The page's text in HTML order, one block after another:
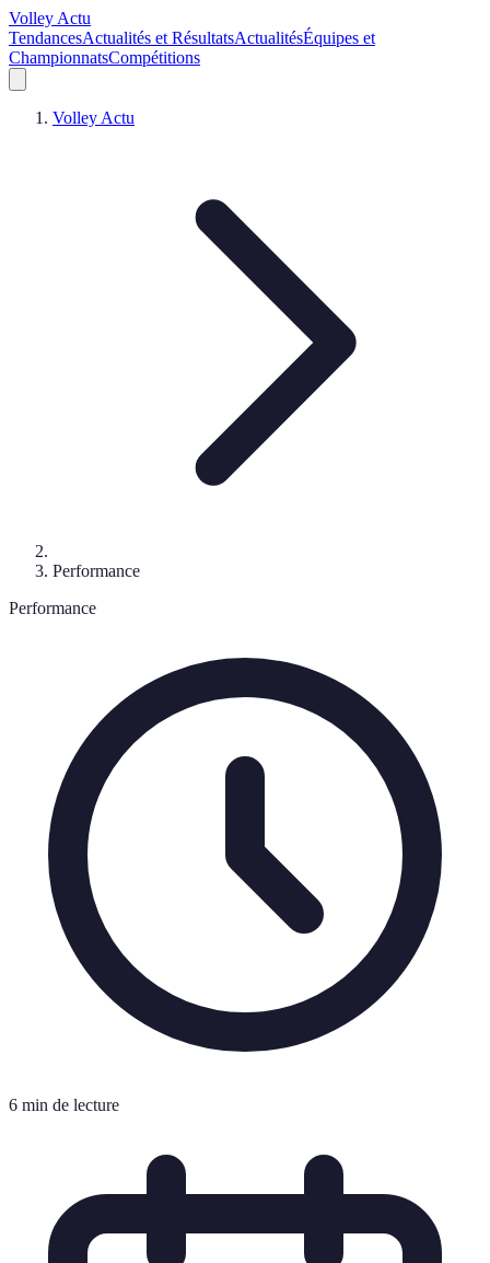
Volley Actu
TendancesActualités et RésultatsActualitésÉquipes et
ChampionnatsCompétitions
Volley Actu
Performance
Performance
6 min de lecture